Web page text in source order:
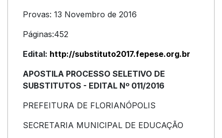
Provas: 13 Novembro de 2016
Páginas:452
Edital: http://substituto2017.fepese.org.br
APOSTILA PROCESSO SELETIVO DE
SUBSTITUTOS - EDITAL Nº 011/2016
PREFEITURA DE FLORIANÓPOLIS
SECRETARIA MUNICIPAL DE EDUCAÇÃO